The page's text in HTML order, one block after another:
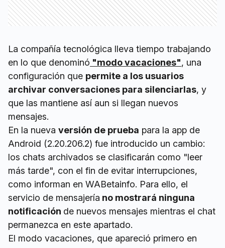
La compañía tecnológica lleva tiempo trabajando
en lo que denominó "modo vacaciones", una
configuración que permite a los usuarios
archivar conversaciones para silenciarlas, y
que las mantiene así aun si llegan nuevos
mensajes.
En la nueva versión de prueba para la app de
Android (2.20.206.2) fue introducido un cambio:
los chats archivados se clasificarán como "leer
más tarde", con el fin de evitar interrupciones,
como informan en WABetainfo. Para ello, el
servicio de mensajería no mostrará ninguna
notificación de nuevos mensajes mientras el chat
permanezca en este apartado.
El modo vacaciones, que apareció primero en